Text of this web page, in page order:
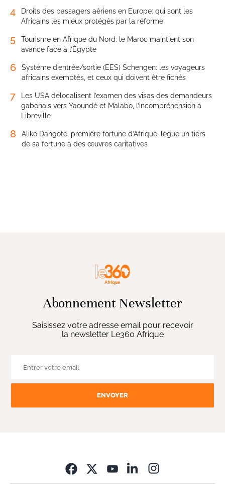
4
Droits des passagers aériens en Europe: qui sont les
Africains les mieux protégés par la réforme
5
Tourisme en Afrique du Nord: le Maroc maintient son
avance face à l’Égypte
6
Système d’entrée/sortie (EES) Schengen: les voyageurs
africains exemptés, et ceux qui doivent être fichés
7
Les USA délocalisent l’examen des visas des demandeurs
gabonais vers Yaoundé et Malabo, l’incompréhension à
Libreville
8
Aliko Dangote, première fortune d’Afrique, lègue un tiers
de sa fortune à des œuvres caritatives
Abonnement Newsletter
Saisissez votre adresse email pour recevoir
la newsletter Le360 Afrique
ENVOYER